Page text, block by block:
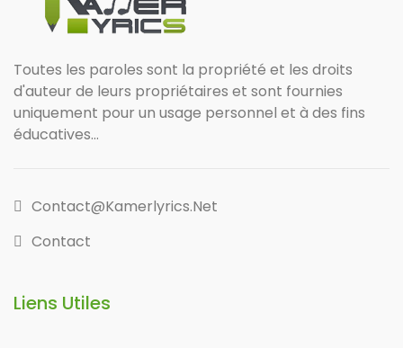
Toutes les paroles sont la propriété et les droits
d'auteur de leurs propriétaires et sont fournies
uniquement pour un usage personnel et à des fins
éducatives...
Contact@kamerlyrics.net
Contact
Liens Utiles